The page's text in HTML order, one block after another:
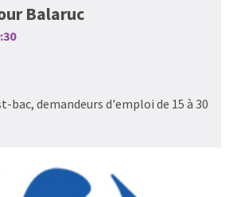
Balaruc
bac, demandeurs d'emploi de 15 à 30